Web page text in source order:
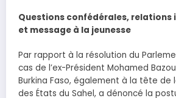
Questions confédérales,
et message à la jeunesse
Par rapport à la résolution du
cas de l’ex-Président Mohamed
Burkina Faso, également à la tête de
des États du Sahel, a dénoncé la